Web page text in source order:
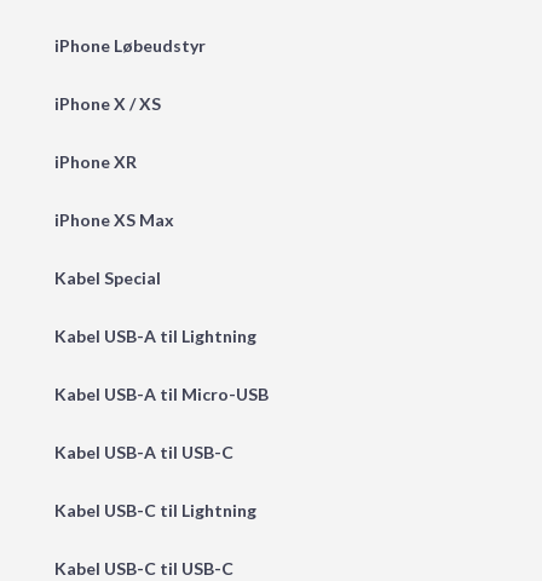
iPhone Løbeudstyr
iPhone X / XS
iPhone XR
iPhone XS Max
Kabel Special
Kabel USB-A til Lightning
Kabel USB-A til Micro-USB
Kabel USB-A til USB-C
Kabel USB-C til Lightning
Kabel USB-C til USB-C